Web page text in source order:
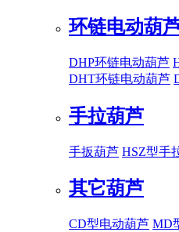
环链电动葫
DHP环链电动葫芦
DHT环链电动葫芦
手拉葫芦
手扳葫芦 HSZ型手
其它葫芦
CD型电动葫芦 MD